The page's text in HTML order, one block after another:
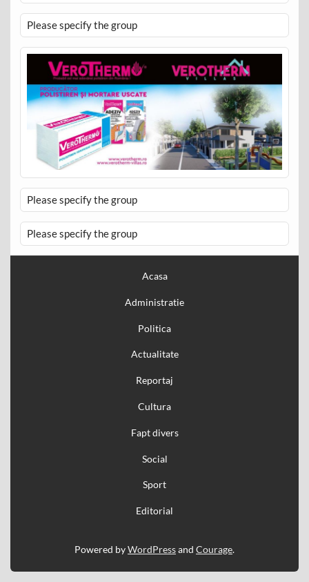
Please specify the group
Please specify the group
Please specify the group
Acasa
Administratie
Politica
Actualitate
Reportaj
Cultura
Fapt divers
Social
Sport
Editorial
Powered byWordPressand Courage.